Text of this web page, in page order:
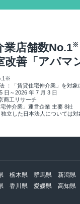
業店舗数No.1※
改善 「アパマ
：「賃貸住宅仲介業」を対
日～2026 年 7 月 3 日
商工リサーチ
仲介業」運営企業 主要 8社
立した日本法人については対
栃木県 群馬県 新潟県
香川県 愛媛県 高知県